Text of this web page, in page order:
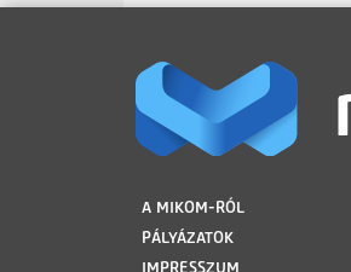
LÁBLÉC
A MIKOM-RÓL
PÁLYÁZATOK
IMPRESSZUM